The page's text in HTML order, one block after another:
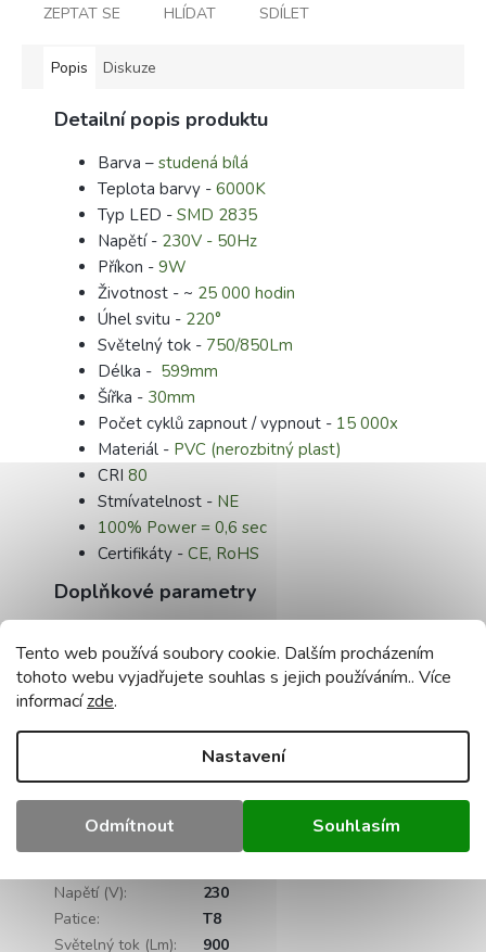
Tento web používá soubory cookie. Dalším procházením
tohoto webu vyjadřujete souhlas s jejich používáním.. Více
informacízde.
Nastavení
Odmítnout Souhlasím
ZEPTAT SE HLÍDAT SDÍLET
Popis Diskuze
Detailní popis produktu
Barva – studená bílá
Teplota barvy - 6000K
Typ LED - SMD 2835
Napětí - 230V - 50Hz
Příkon - 9W
Životnost - ~ 25 000 hodin
Úhel svitu - 220°
Světelný tok - 750/850Lm
Délka - 599mm
Šířka - 30mm
Počet cyklů zapnout / vypnout - 15 000x
Materiál - PVC (nerozbitný plast)
CRI 80
Stmívatelnost - NE
100% Power = 0,6 sec
Certifikáty - CE, RoHS
Doplňkové parametry
Záruka :
2 roky
Hmotnost:
0.5 kg
EAN :
Výkon (W):
9
6000
Barva světla:
Studená bílá
Délka (cm):
Napětí (V):
230
Patice:
T8
Světelný tok (Lm):
900